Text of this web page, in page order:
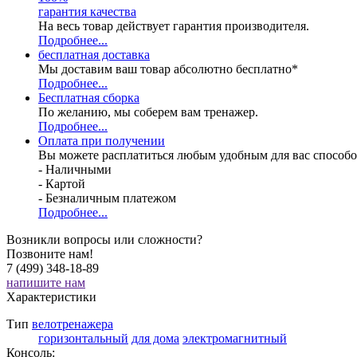
гарантия качества
На весь товар действует гарантия производителя.
Подробнее...
бесплатная доставка
Мы доставим ваш товар абсолютно бесплатно*
Подробнее...
Бесплатная сборка
По желанию, мы соберем вам тренажер.
Подробнее...
Оплата при получении
Вы можете расплатиться любым удобным для вас
- Наличными
- Картой
- Безналичным платежом
Подробнее...
Возникли вопросы или сложности?
Позвоните нам!
7 (499) 348-18-89
напишите нам
Характеристики
Тип велотренажера
горизонтальный для дома электромагнитный
Консоль: